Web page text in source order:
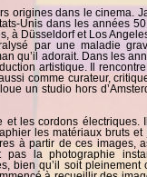
origines dans le cinema.
Unis dans les années
à Düsseldorf et Los
par une maladie
qu’il adorait. Dans les
artistique. Il
comme curateur,
un studio hors
les cordons électriques.
les matériaux bruts
à partir de ces images,
la photographie
bien qu’il soit pleinement